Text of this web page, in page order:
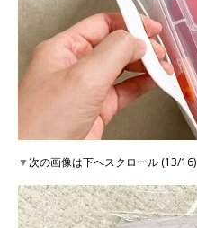
▼次の画像は下へスクロール (13/16)